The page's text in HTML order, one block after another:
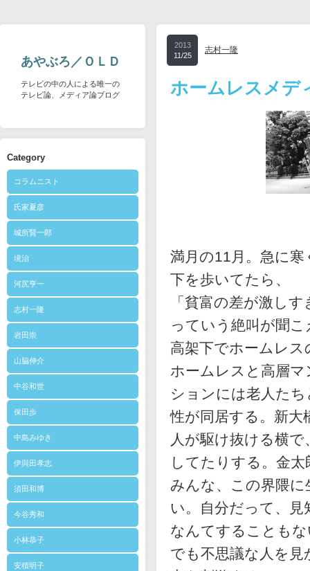
あやぶろ／ＯＬＤ
テレビの中の人による唯一の
テレビ論、メディア論ブログ
Category
コラムニスト
氏家夏彦
城所賢一郎
境治
河尻亨一
志村一隆
岩田崇
山脇伸介
中谷和世
保田歩
中島みゆき
伊與田孝志
須田和博
今谷秀和
小林恭子
安積明子
2013
11/25
志村一隆
ホームレスメデ
満月の11月。急に
下を歩いてたら、
「貧富の差が激し
っていう絶叫が聞こ
高架下でホームレ
ホームレスと高層
ションには老人た
性が同居する。新大
人が駆け抜ける横
してたりする。金太
みんな、この界隈
い。自分だって、
なんてすることも
でも不思議な人を